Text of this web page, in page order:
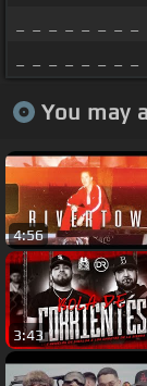
You may
4:56
3:43